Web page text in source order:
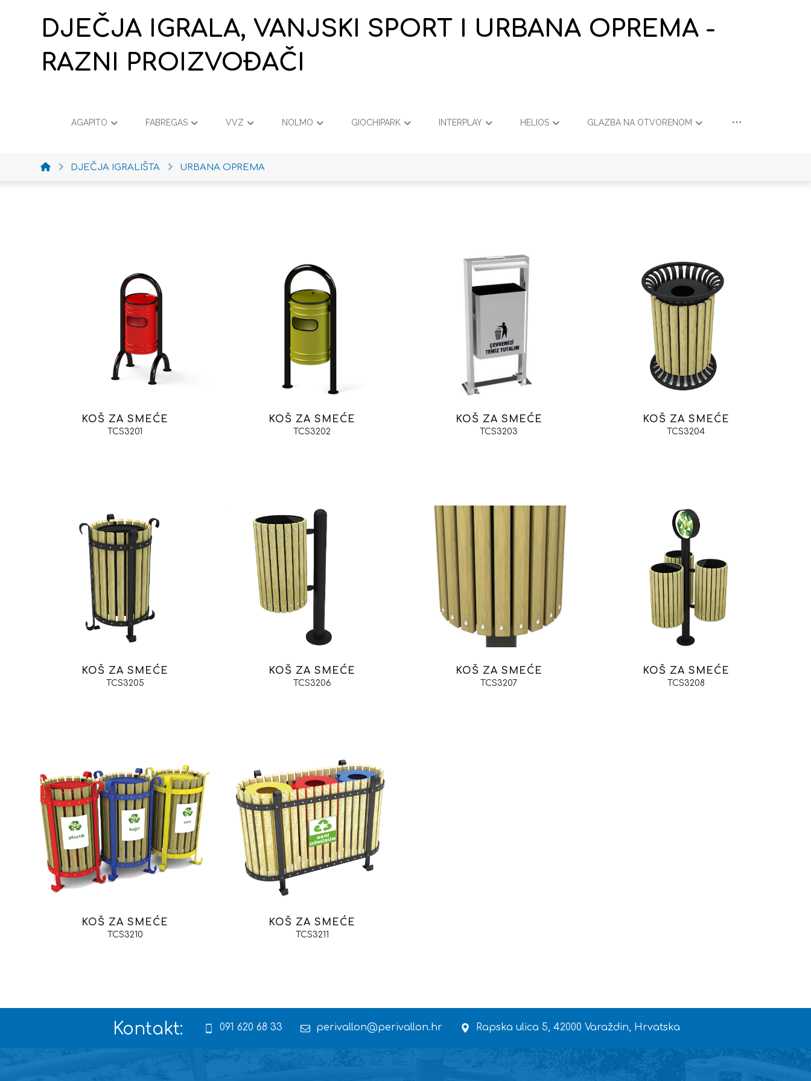
DJEČJA IGRALA, VANJSKI SPORT I URBANA OPREMA -
RAZNI PROIZVOĐAČI
AGAPITO FABREGAS VVZ NOLMO GIOCHIPARK INTERPLAY HELIOS GLAZBA NA OTVORENOM
DJEČJA IGRALIŠTA URBANA OPREMA
KOŠ ZA SMEĆE
TCS3201
KOŠ ZA SMEĆE
TCS3202
KOŠ ZA SMEĆE
TCS3203
KOŠ ZA SMEĆE
TCS3204
KOŠ ZA SMEĆE
TCS3205
KOŠ ZA SMEĆE
TCS3206
KOŠ ZA SMEĆE
TCS3207
KOŠ ZA SMEĆE
TCS3208
KOŠ ZA SMEĆE
TCS3210
KOŠ ZA SMEĆE
TCS3211
Kontakt: 091 620 68 33 perivallon@perivallon.hr Rapska ulica 5, 42000 Varaždin, Hrvatska